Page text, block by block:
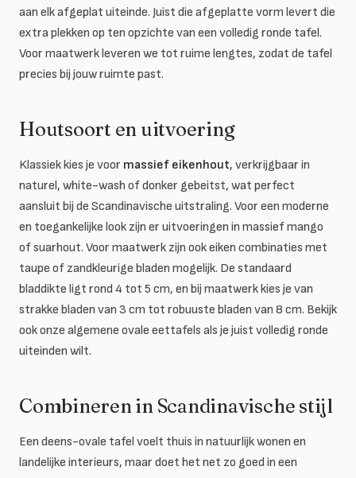
aan elk afgeplat uiteinde. Juist die afgeplatte vorm levert die
extra plekken op ten opzichte van een volledig ronde tafel.
Voor maatwerk leveren we tot ruime lengtes, zodat de tafel
precies bij jouw ruimte past.
Houtsoort en uitvoering
Klassiek kies je voor massief eikenhout, verkrijgbaar in
naturel, white-wash of donker gebeitst, wat perfect
aansluit bij de Scandinavische uitstraling. Voor een moderne
en toegankelijke look zijn er uitvoeringen in massief mango
of suarhout. Voor maatwerk zijn ook eiken combinaties met
taupe of zandkleurige bladen mogelijk. De standaard
bladdikte ligt rond 4 tot 5 cm, en bij maatwerk kies je van
strakke bladen van 3 cm tot robuuste bladen van 8 cm. Bekijk
ook onze algemene ovale eettafels als je juist volledig ronde
uiteinden wilt.
Combineren in Scandinavische stijl
Een deens-ovale tafel voelt thuis in natuurlijk wonen en
landelijke interieurs, maar doet het net zo goed in een